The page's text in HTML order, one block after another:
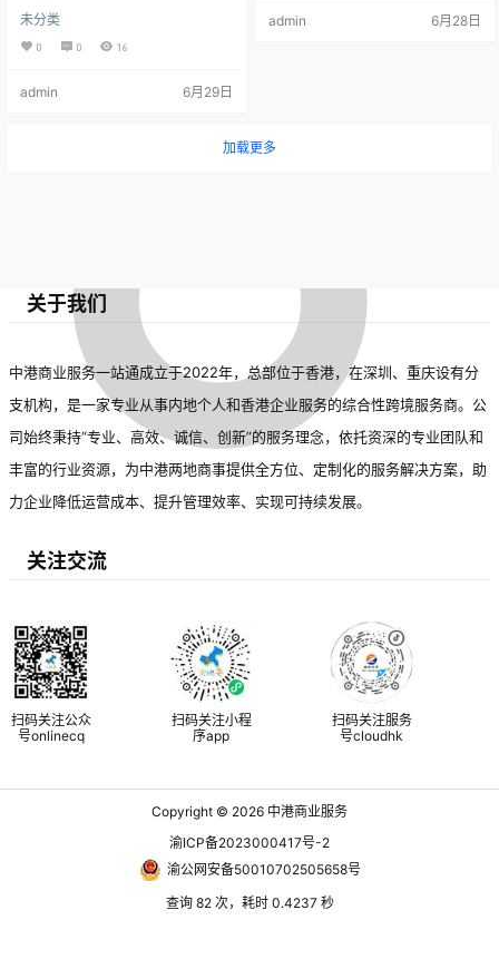
成多项新共识，旨在提升区
域经济一体化水平。
息共享及绿色供应链建设。双方将
推进“智慧物流”项目，利用大数据和
人工智能提升通关效率，并设立风
合作旨在加强粤港澳大湾区一体化
未分类
0 0 16
admin 6月29日
化等措施提升效率。粤港合作模式
admin 6月28日
加载更多
关于我们
中港商业服务一站通成立于2022年，总部位于香港，在深圳、重庆设有分
支机构，是一家专业从事内地个人和香港企业服务的综合性跨境服务商。公
司始终秉持“专业、高效、诚信、创新”的服务理念，依托资深的专业团队和
丰富的行业资源，为中港两地商事提供全方位、定制化的服务解决方案，助
力企业降低运营成本、提升管理效率、实现可持续发展。
关注交流
扫码关注公众
号onlinecq
扫码关注小程
序app
扫码关注服务
号cloudhk
Copyright © 2026 中港商业服务
渝ICP备2023000417号-2
渝公网安备50010702505658号
查询 82 次，耗时 0.4237 秒